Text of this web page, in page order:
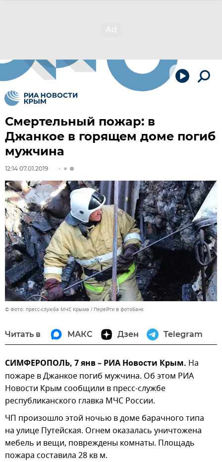
Смертельный пожар: в
Джанкое в горящем доме погиб
мужчина
12:14 07.01.2019
© Фото: пресс-служба МЧС Крыма Перейти в фотобанк
Читать в МАКС Дзен Telegram
СИМФЕРОПОЛЬ, 7 янв – РИА Новости Крым. На
пожаре в Джанкое погиб мужчина. Об этом РИА
Новости Крым сообщили в пресс-службе
республиканского главка МЧС России.
ЧП произошло этой ночью в доме барачного типа
на улице Путейская. Огнем оказалась уничтожена
мебель и вещи, повреждены комнаты. Площадь
пожара составила 28 кв м.